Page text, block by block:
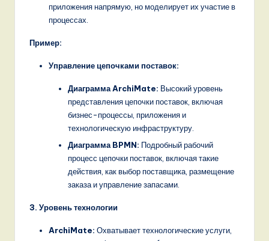
приложения напрямую, но моделирует их участие в
процессах.
Пример:
Управление цепочками поставок:
Диаграмма ArchiMate: Высокий уровень
представления цепочки поставок, включая
бизнес-процессы, приложения и
технологическую инфраструктуру.
Диаграмма BPMN: Подробный рабочий
процесс цепочки поставок, включая такие
действия, как выбор поставщика, размещение
заказа и управление запасами.
3. Уровень технологии
ArchiMate: Охватывает технологические услуги,